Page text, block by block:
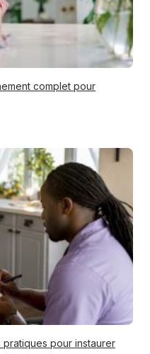
complet pour
pour instaurer